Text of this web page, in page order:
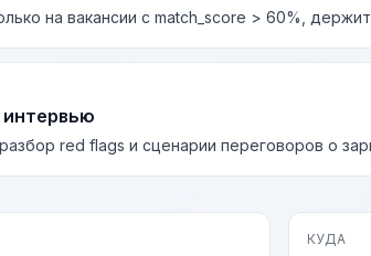
на вакансии с match_score > 60%,
интервью
red flags и сценарии переговоров о
КУДА